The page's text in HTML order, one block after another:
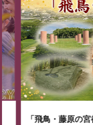
「飛鳥・藤原の